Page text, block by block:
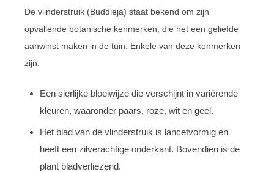
De vlinderstruik (Buddleja) staat bekend om zijn
opvallende botanische kenmerken, die het een geliefde
aanwinst maken in de tuin. Enkele van deze kenmerken
zijn:
Een sierlijke bloeiwijze die verschijnt in variërende
kleuren, waaronder paars, roze, wit en geel.
Het blad van de vlinderstruik is lancetvormig en
heeft een zilverachtige onderkant. Bovendien is de
plant bladverliezend.